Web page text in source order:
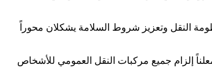
النقل وتعزيز شروط السلامة يشكلان محوراً
إلزام جميع مركبات النقل العمومي للأشخاص